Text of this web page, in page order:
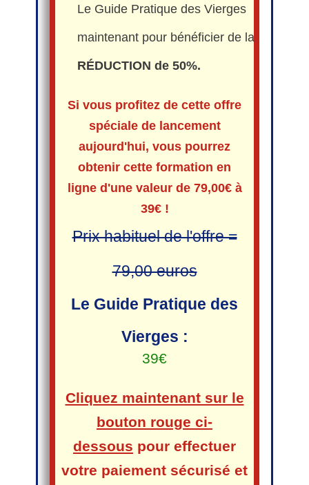
Le Guide Pratique des Vierges
maintenant pour bénéficier de la
RÉDUCTION de 50%.
Si vous profitez de cette offre
spéciale de lancement
aujourd'hui, vous pourrez
obtenir cette formation en
ligne d'une valeur de 79,00€ à
39€ !
Prix habituel de l'offre =
79,00 euros
Le Guide Pratique des
Vierges :
39€
Cliquez maintenant sur le
bouton rouge ci-
dessous pour effectuer
votre paiement sécurisé et